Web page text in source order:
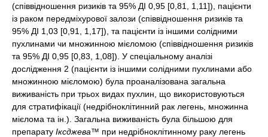
(співвідношення ризиків та 95% ДІ 0,95 [0,81, 1,11]), пацієнти
із раком передміхурової залози (співвідношення ризиків та
95% ДІ 1,03 [0,91, 1,17]), та пацієнти із іншими солідними
пухлинами чи множинною мієломою (співвідношення ризиків
та 95% ДІ 0,95 [0,83, 1,08]). У спеціальному аналізі
дослідження 2 (пацієнти із іншими солідними пухлинами або
множинною мієломою) була проаналізована загальна
виживаність при трьох видах пухлин, що використовуються
для стратифікації (недрібноклітинний рак легень, множинна
мієлома та ін.). Загальна виживаність була більшою для
препарату Іксджева™ при недрібноклітинному раку легень